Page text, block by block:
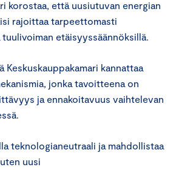
korostaa, että uusiutuvan energian
rajoittaa tarpeettomasti
etäisyyssäännöksillä.
Keskuskauppakamari kannattaa
jonka tavoitteena on
ja ennakoitavuus vaihtelevan
teknologianeutraali ja mahdollistaa
uusi